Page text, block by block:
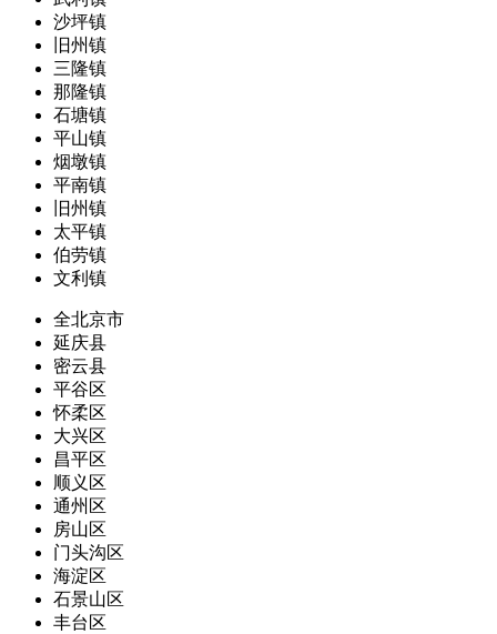
沙坪镇
旧州镇
三隆镇
那隆镇
石塘镇
平山镇
烟墩镇
平南镇
旧州镇
太平镇
伯劳镇
文利镇
全北京市
延庆县
密云县
平谷区
怀柔区
大兴区
昌平区
顺义区
通州区
房山区
门头沟区
海淀区
石景山区
丰台区